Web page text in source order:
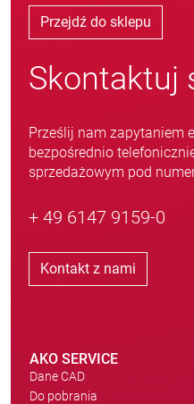
Przejdź do sklepu
Skontaktuj
Prześlij nam zapytaniem
bezpośrednio
sprzedażowym pod
+ 49 6147 9159-0
Kontakt z nami
AKO SERVICE
Dane CAD
Do pobrania